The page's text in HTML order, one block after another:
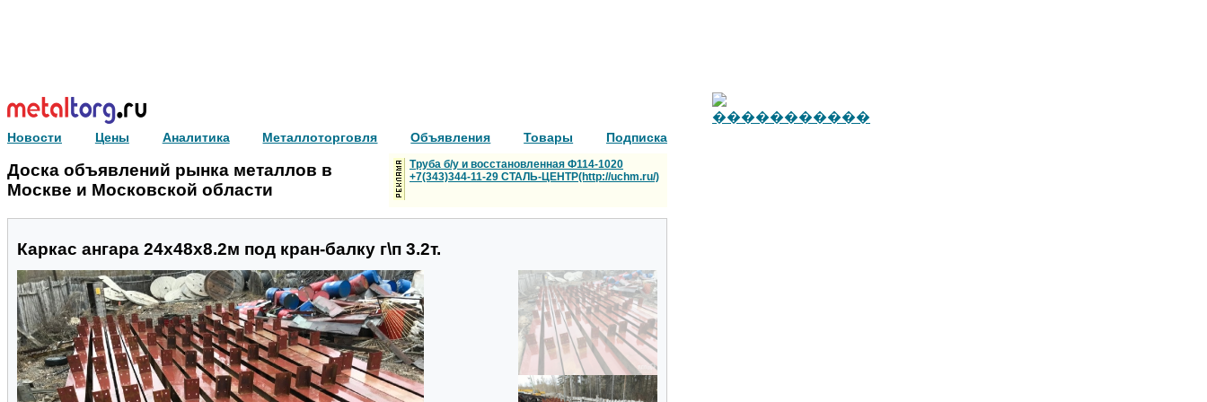
Новости Цены Аналитика Металлоторговля Объявления Товары Подписка
Доска объявлений рынка металлов в
Москве и Московской области
Труба б/у и восстановленная Ф114-1020
+7(343)344-11-29 СТАЛЬ-ЦЕНТР(http://uchm.ru/)
Каркас ангара 24х48х8.2м под кран-балку г\п 3.2т.